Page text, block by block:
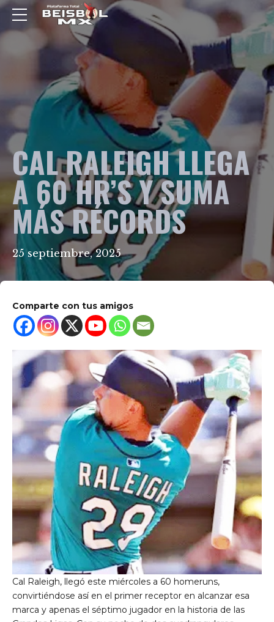
CAL RALEIGH LLEGA
A 60 HR’S Y SUMA
MÁS RÉCORDS
25 septiembre, 2025
Comparte con tus amigos
Cal Raleigh, llegó este miércoles a 60 homeruns,
convirtiéndose así en el primer receptor en alcanzar esa
marca y apenas el séptimo jugador en la historia de las